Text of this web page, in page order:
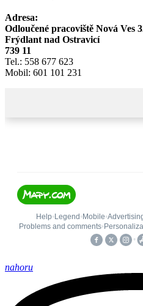
Adresa:
Odloučené pracoviště Nová Ves
Frýdlant nad Ostravicí
739 11
Tel.: 558 677 623
Mobil: 601 101 231
nahoru